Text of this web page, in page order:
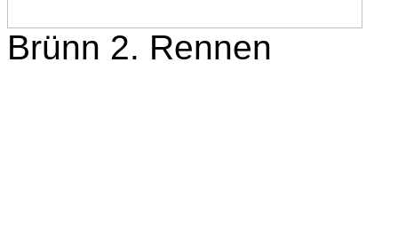
Brünn 2. Rennen